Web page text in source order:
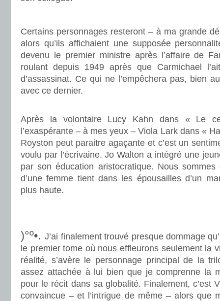
Certains personnages resteront – à ma grande
alors qu’ils affichaient une supposée
devenu le premier ministre après l’affaire de
roulant depuis 1949 après que Carmichael
d’assassinat. Ce qui ne l’empêchera pas, bien
avec ce dernier.
Après la volontaire Lucy Kahn dans « Le
l’exaspérante – à mes yeux – Viola Lark dans «
Royston peut paraitre agaçante et c’est un
voulu par l’écrivaine. Jo Walton a intégré une
par son éducation aristocratique. Nous
d’une femme tient dans les épousailles d’un
plus haute.
)°º•.J’ai finalement trouvé presque dommage
le premier tome où nous effleurons seulement la
réalité, s’avère le personnage principal de la
assez attachée à lui bien que je comprenne la
pour le récit dans sa globalité. Finalement, c’est
convaincue – et l’intrigue de même – alors que